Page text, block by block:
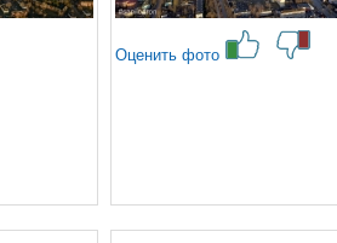
Оценить фото